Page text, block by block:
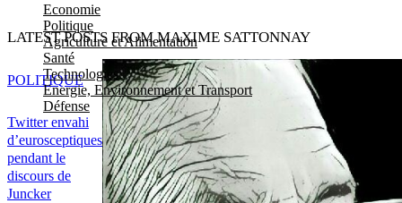
Economie
Politique
Agriculture et Alimentation
Santé
Technologies
Energie, Environnement et Transport
Défense
LATEST POSTS FROM MAXIME SATTONNAY
Twitter envahi
d’eurosceptiques
pendant le
discours de
Juncker
POLITIQUE